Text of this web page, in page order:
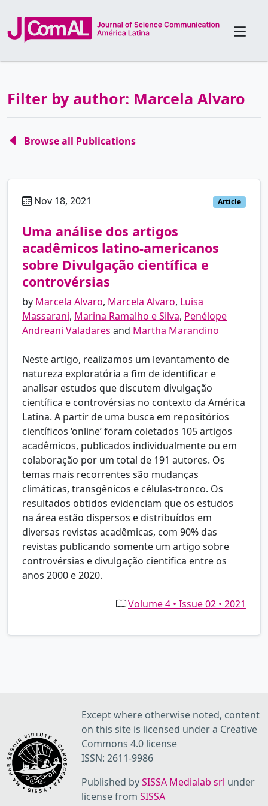
Filter by author: Marcela Alvaro
Browse all Publications
Nov 18, 2021 Article
Uma análise dos artigos
acadêmicos latino-americanos
sobre Divulgação científica e
controvérsias
by Marcela Alvaro, Marcela Alvaro, Luisa
Massarani, Marina Ramalho e Silva, Penélope
Andreani Valadares and Martha Marandino
Neste artigo, realizamos um levantamento de
natureza exploratória a fim de identificar e
analisar estudos que discutem divulgação
científica e controvérsias no contexto da América
Latina. A partir de uma busca em repositórios
científicos ‘online’ foram coletados 105 artigos
acadêmicos, publicados individualmente ou em
colaboração por um total de 191 autores. Os
temas mais recorrentes são mudanças
climáticas, transgênicos e células-tronco. Os
resultados obtidos evidenciam que os estudos
na área estão dispersos e distribuídos em
diversas revistas acadêmicas, com 90% das
revistas publicando somente um artigo sobre
controvérsias e divulgação científica entre os
anos 2000 e 2020.
Volume 4 • Issue 02 • 2021
Except where otherwise noted, content
on this site is licensed under a Creative
Commons 4.0 license
ISSN: 2611-9986
Published bySISSA Medialab srl under
license from SISSA